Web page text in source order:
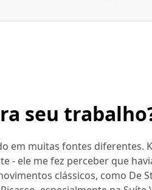
seu
em muitas fontes diferentes.
- ele me fez perceber que
clássicos, como De